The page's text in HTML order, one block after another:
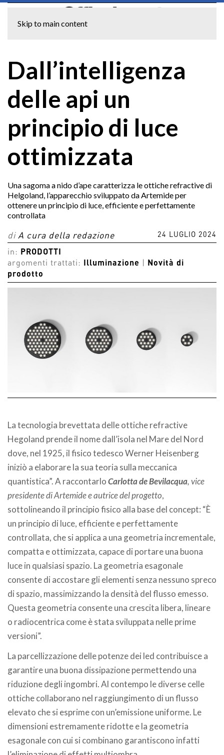
Skip to main content
Dall’intelligenza
delle api un
principio di luce
ottimizzata
Una sagoma a nido d’ape caratterizza le ottiche refractive di
Helgoland, l’apparecchio sviluppato da Artemide per
ottenere un principio di luce, efficiente e perfettamente
controllata
di A cura della redazione 24 LUGLIO 2024
in:
PRODOTTI
argomenti trattati:
Illuminazione
Novità di
prodotto
La tecnologia brevettata delle ottiche refractive
Hegoland prende il nome dall’isola nel Mare del Nord
dove, nel 1925, il fisico tedesco Werner Heisenberg
iniziò a elaborare la sua teoria sulla meccanica
quantistica”. A raccontarloCarlotta de Bevilacqua, vice
presidente di Artemide e autrice del progetto,
sottolineando il principio fisico alla base del concept: “È
un principio di luce, efficiente e perfettamente
controllata, che si applica a una geometria incrementale,
compatta e ottimizzata, capace di portare una buona
luce in qualsiasi spazio. La geometria esagonale
consente di accostare gli elementi senza nessuno spreco
di spazio, massimizzando la densità del flusso emesso.
Questa geometria consente una crescita libera, lineare
o radiocentrica come è stata sviluppata nelle prime
versioni”.
La parcellizzazione delle potenze dei led contribuisce a
garantire una buona dissipazione permettendo una
riduzione degli ingombri. Al contempo le diverse celle
ottiche collaborano nel raggiungimento di un flusso
elevato che si esprime con un’emissione uniforme. Le
dimensioni estremamente ridotte e la geometria
esagonale con cui si combinano garantiscono infatti